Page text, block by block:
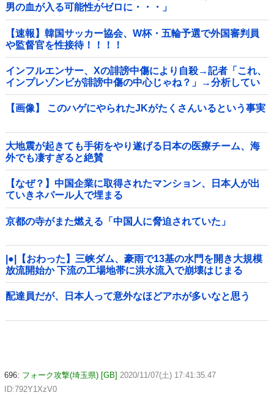
男の血が入る可能性がゼロに・・・」
【速報】韓国サッカー協会、W杯・五輪予選で外国審判員
や監督官を性接待！！！！
インフルエンサー、Xの誹謗中傷により自殺→記者「これ、
インプレゾンビが誹謗中傷の中心じゃね？」→分析してい
くとヤバイ真実が浮かび上がる他
【画像】 このハゲにやられたJKがたくさんいるという事実
大地震が起きても手術をやり遂げる日本の医療チーム、海
外でも凄すぎると絶賛
【なぜ？】中国企業に取得されたマンション、日本人が出
ていきネパール人で埋まる
京都の寺がまた燃える「中国人に脅迫されていた」
|●|【おわった】三峡ダム、豪雨で13基の水門を開き大規模
放流開始か 下流の工場地帯に洪水流入で崩壊はじまる
配達員だが、日本人って意外なほどアホが多いなと思う
696: フォーク攻撃(埼玉県) [GB] 2020/11/07(土) 17:41:35.47
ID:792Y1XzV0